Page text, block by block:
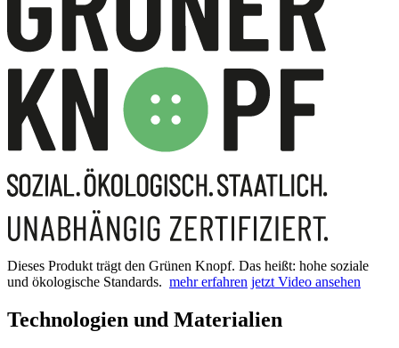
Dieses Produkt trägt den Grünen Knopf. Das heißt: hohe soziale
und ökologische Standards. mehr erfahren jetzt Video ansehen
Technologien und Materialien